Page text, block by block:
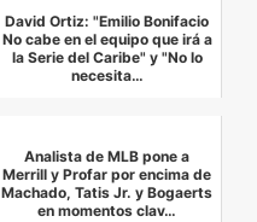
David Ortiz: "Emilio Bonifacio
No cabe en el equipo que irá a
la Serie del Caribe" y "No lo
necesita…
Analista de MLB pone a
Merrill y Profar por encima de
Machado, Tatis Jr. y Bogaerts
en momentos clav…